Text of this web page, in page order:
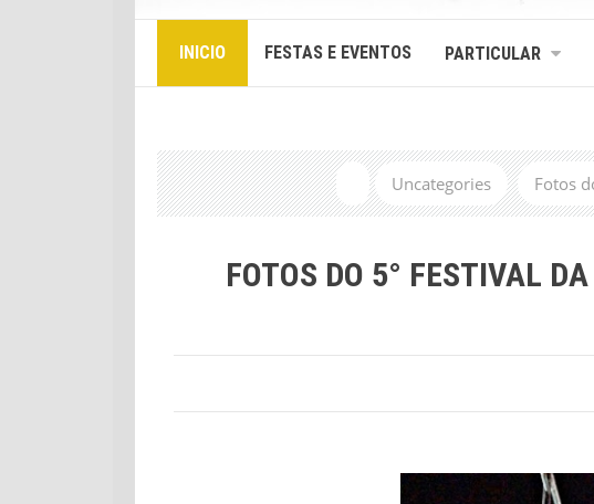
INICIO FESTAS E EVENTOS PARTICULAR
Uncategories Fotos
FOTOS DO 5° FESTIVAL